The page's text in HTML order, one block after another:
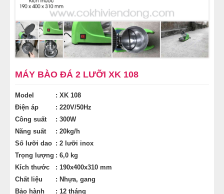
MÁY BÀO ĐÁ 2 LƯỠI XK 108
Model
: XK 108
Điện áp
: 220V/50Hz
Công suất
: 300W
Năng suất
: 20kg/h
Số lưỡi dao : 2 lưỡi inox
Trọng lượng : 6,0 kg
Kích thước
: 190x400x310 mm
Chất liệu
: Nhựa, gang
Bảo hành
: 12 tháng